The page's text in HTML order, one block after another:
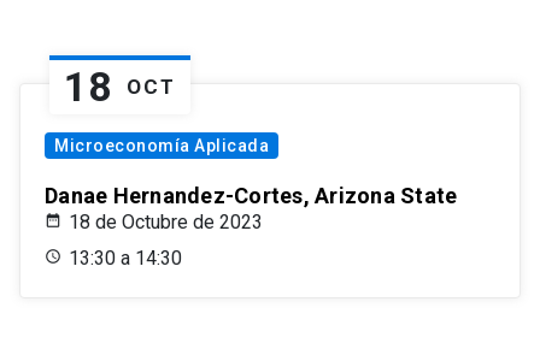
18 OCT
Microeconomía Aplicada
Danae Hernandez-Cortes, Arizona State
18 de Octubre de 2023
13:30 a 14:30